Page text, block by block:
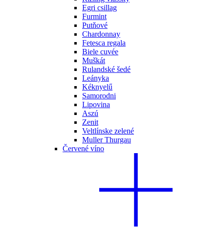
Egri csillag
Furmint
Putňové
Chardonnay
Fetesca regala
Biele cuvée
Muškát
Rulandské šedé
Leányka
Kéknyelű
Samorodni
Lipovina
Aszú
Zenit
Veltlínske zelené
Muller Thurgau
Červené víno